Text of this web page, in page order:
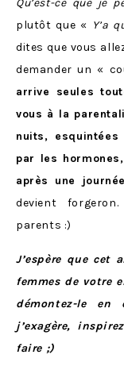
plutôt que « Y’a
dites que vous
demander un «
arrive seules
vous à la
nuits, esquintées
par les
après une
devient
parents :)
J’espère que cet
femmes de votre
démontez-le en
j’exagère,
faire ;)